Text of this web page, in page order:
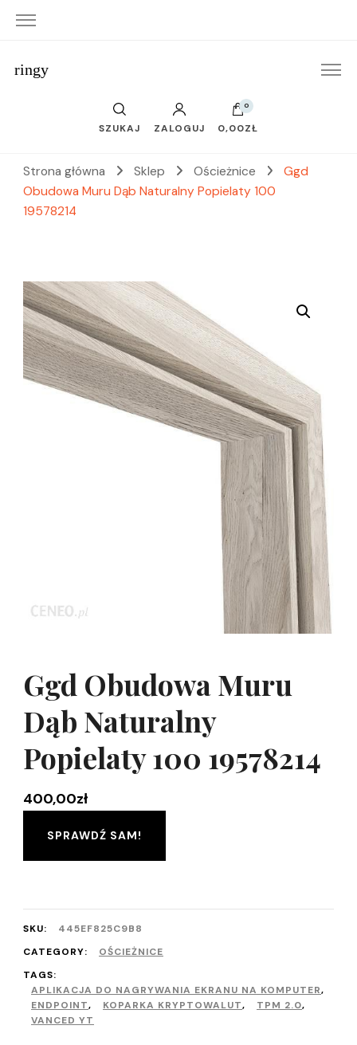
ringy
SZUKAJ ZALOGUJ
0
0,00ZŁ
Strona główna Sklep Ościeżnice
Ggd
Obudowa Muru Dąb Naturalny Popielaty 100
19578214
Ggd Obudowa Muru
Dąb Naturalny
Popielaty 100 19578214
400,00zł
SPRAWDŹ SAM!
SKU:
445EF825C9B8
CATEGORY:
OŚCIEŻNICE
TAGS:
APLIKACJA DO NAGRYWANIA EKRANU NA KOMPUTER,
ENDPOINT, KOPARKA KRYPTOWALUT, TPM 2.0,
VANCED YT